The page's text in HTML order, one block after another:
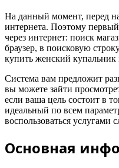
На данный момент, перед
интернета. Поэтому
через интернет: поиск
браузер, в поисковую
купить женский купальник
Система вам предложит
вы можете зайти
если ваша цель состоит в
идеальный по всем
воспользоваться услугами
Основная